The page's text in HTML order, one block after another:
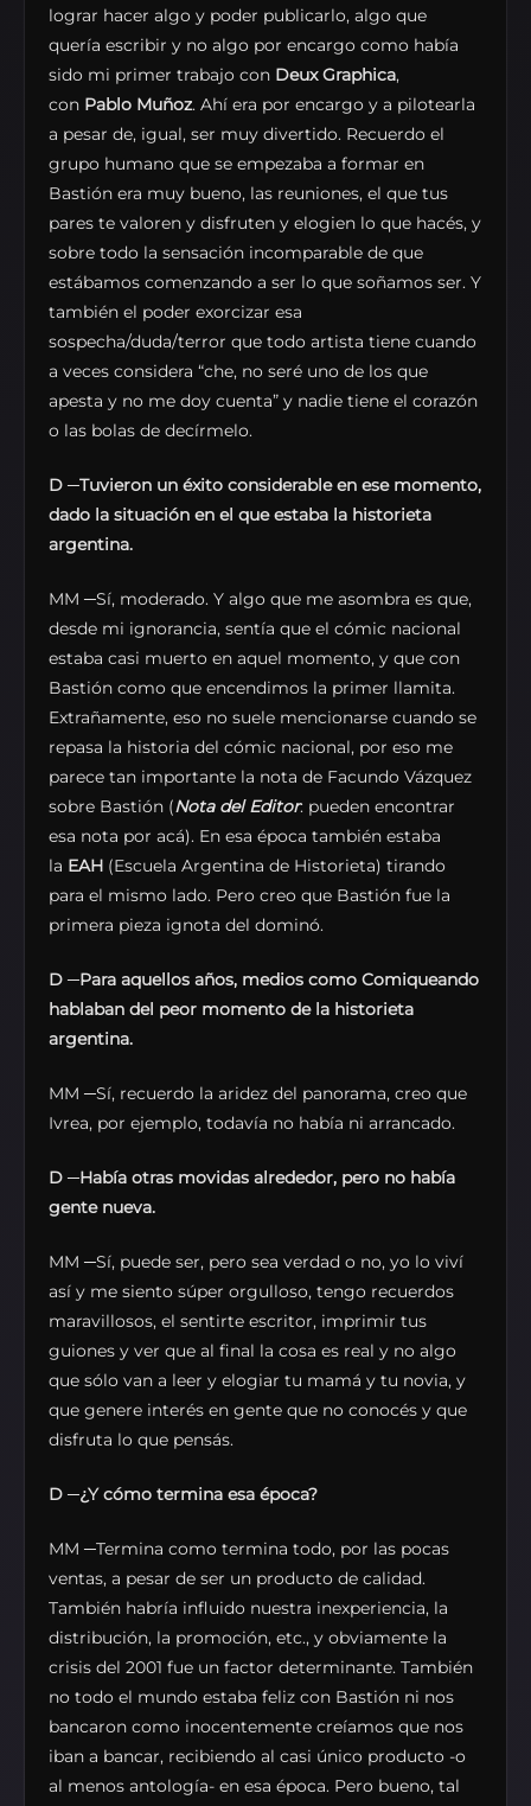
lograr hacer algo y poder publicarlo, algo que
quería escribir y no algo por encargo como había
sido mi primer trabajo con Deux Graphica,
con Pablo Muñoz. Ahí era por encargo y a pilotearla
a pesar de, igual, ser muy divertido. Recuerdo el
grupo humano que se empezaba a formar en
Bastión era muy bueno, las reuniones, el que tus
pares te valoren y disfruten y elogien lo que hacés, y
sobre todo la sensación incomparable de que
estábamos comenzando a ser lo que soñamos ser. Y
también el poder exorcizar esa
sospecha/duda/terror que todo artista tiene cuando
a veces considera “che, no seré uno de los que
apesta y no me doy cuenta” y nadie tiene el corazón
o las bolas de decírmelo.
D ─Tuvieron un éxito considerable en ese momento,
dado la situación en el que estaba la historieta
argentina.
MM ─Sí, moderado. Y algo que me asombra es que,
desde mi ignorancia, sentía que el cómic nacional
estaba casi muerto en aquel momento, y que con
Bastión como que encendimos la primer llamita.
Extrañamente, eso no suele mencionarse cuando se
repasa la historia del cómic nacional, por eso me
parece tan importante la nota de Facundo Vázquez
sobre Bastión (Nota del Editor: pueden encontrar
esa nota por acá). En esa época también estaba
la EAH (Escuela Argentina de Historieta) tirando
para el mismo lado. Pero creo que Bastión fue la
primera pieza ignota del dominó.
D ─Para aquellos años, medios como Comiqueando
hablaban del peor momento de la historieta
argentina.
MM ─Sí, recuerdo la aridez del panorama, creo que
Ivrea, por ejemplo, todavía no había ni arrancado.
D ─Había otras movidas alrededor, pero no había
gente nueva.
MM ─Sí, puede ser, pero sea verdad o no, yo lo viví
así y me siento súper orgulloso, tengo recuerdos
maravillosos, el sentirte escritor, imprimir tus
guiones y ver que al final la cosa es real y no algo
que sólo van a leer y elogiar tu mamá y tu novia, y
que genere interés en gente que no conocés y que
disfruta lo que pensás.
D ─¿Y cómo termina esa época?
MM ─Termina como termina todo, por las pocas
ventas, a pesar de ser un producto de calidad.
También habría influido nuestra inexperiencia, la
distribución, la promoción, etc., y obviamente la
crisis del 2001 fue un factor determinante. También
no todo el mundo estaba feliz con Bastión ni nos
bancaron como inocentemente creíamos que nos
iban a bancar, recibiendo al casi único producto -o
al menos antología- en esa época. Pero bueno, tal